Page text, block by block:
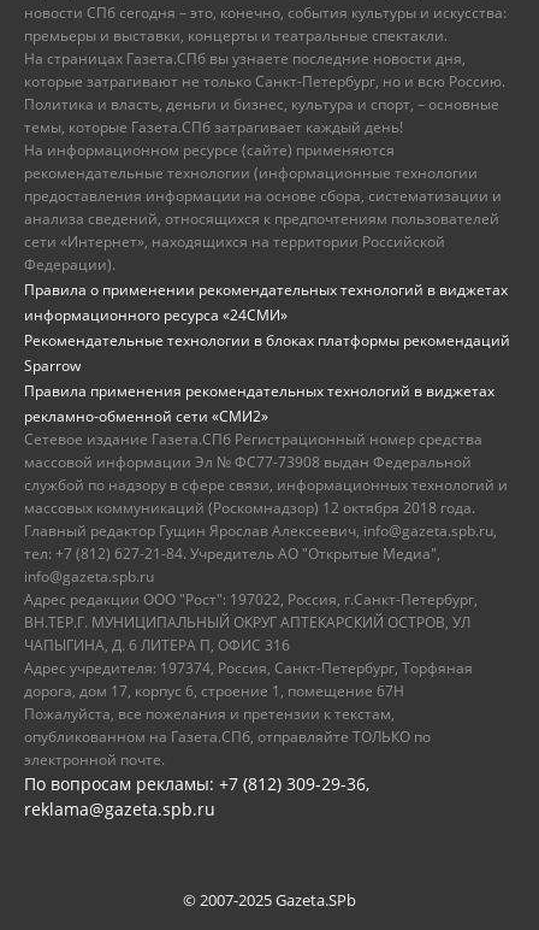
новости СПб сегодня – это, конечно, события культуры и искусства:
премьеры и выставки, концерты и театральные спектакли.
На страницах Газета.СПб вы узнаете последние новости дня,
которые затрагивают не только Санкт-Петербург, но и всю Россию.
Политика и власть, деньги и бизнес, культура и спорт, – основные
темы, которые Газета.СПб затрагивает каждый день!
На информационном ресурсе (сайте) применяются
рекомендательные технологии (информационные технологии
предоставления информации на основе сбора, систематизации и
анализа сведений, относящихся к предпочтениям пользователей
сети «Интернет», находящихся на территории Российской
Федерации).
Правила о применении рекомендательных технологий в виджетах
информационного ресурса «24СМИ»
Рекомендательные технологии в блоках платформы рекомендаций
Sparrow
Правила применения рекомендательных технологий в виджетах
рекламно-обменной сети «СМИ2»
Сетевое издание Газета.СПб Регистрационный номер средства
массовой информации Эл № ФС77-73908 выдан Федеральной
службой по надзору в сфере связи, информационных технологий и
массовых коммуникаций (Роскомнадзор) 12 октября 2018 года.
Главный редактор Гущин Ярослав Алексеевич, info@gazeta.spb.ru,
тел: +7 (812) 627-21-84. Учредитель АО "Открытые Медиа",
info@gazeta.spb.ru
Адрес редакции ООО "Рост": 197022, Россия, г.Санкт-Петербург,
ВН.ТЕР.Г. МУНИЦИПАЛЬНЫЙ ОКРУГ АПТЕКАРСКИЙ ОСТРОВ, УЛ
ЧАПЫГИНА, Д. 6 ЛИТЕРА П, ОФИС 316
Адрес учредителя: 197374, Россия, Санкт-Петербург, Торфяная
дорога, дом 17, корпус 6, строение 1, помещение 67Н
Пожалуйста, все пожелания и претензии к текстам,
опубликованном на Газета.СПб, отправляйте ТОЛЬКО по
электронной почте.
По вопросам рекламы: +7 (812) 309-29-36,
reklama@gazeta.spb.ru
© 2007-2025 Gazeta.SPb